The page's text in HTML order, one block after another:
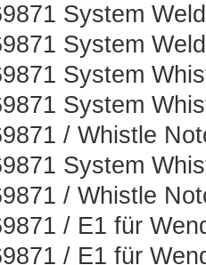
System
System
System
System
/ Whistle
System
/ Whistle
/ E1 für
/ E1 für